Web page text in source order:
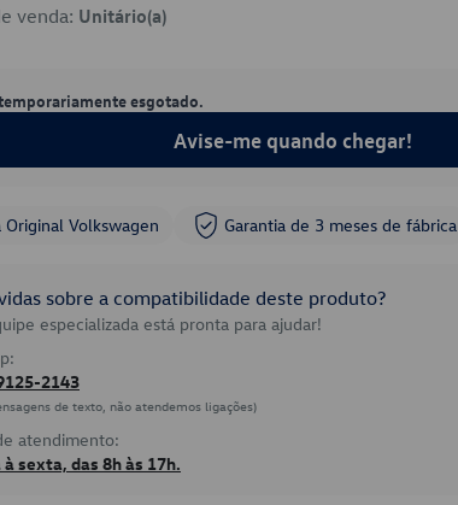
venda: Unitário(a)
esgotado.
Avise-me quando chegar!
Original Volkswagen Garantia de 3 meses de fábrica
sobre a compatibilidade deste produto?
especializada está pronta para ajudar!
2143
de texto, não atendemos ligações)
atendimento:
à sexta, das 8h às 17h.